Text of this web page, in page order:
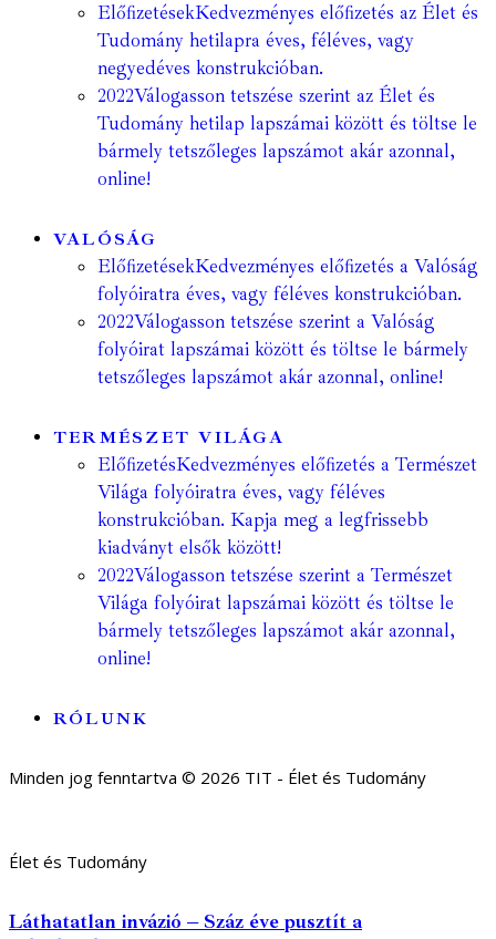
ElőfizetésekKedvezményes előfizetés az Élet és
Tudomány hetilapra éves, féléves, vagy
negyedéves konstrukcióban.
2022Válogasson tetszése szerint az Élet és
Tudomány hetilap lapszámai között és töltse le
bármely tetszőleges lapszámot akár azonnal,
online!
VALÓSÁG
ElőfizetésekKedvezményes előfizetés a Valóság
folyóiratra éves, vagy féléves konstrukcióban.
2022Válogasson tetszése szerint a Valóság
folyóirat lapszámai között és töltse le bármely
tetszőleges lapszámot akár azonnal, online!
TERMÉSZET VILÁGA
ElőfizetésKedvezményes előfizetés a Természet
Világa folyóiratra éves, vagy féléves
konstrukcióban. Kapja meg a legfrissebb
kiadványt elsők között!
2022Válogasson tetszése szerint a Természet
Világa folyóirat lapszámai között és töltse le
bármely tetszőleges lapszámot akár azonnal,
online!
RÓLUNK
Minden jog fenntartva © 2026 TIT - Élet és Tudomány
Élet és Tudomány
Láthatatlan invázió – Száz éve pusztít a